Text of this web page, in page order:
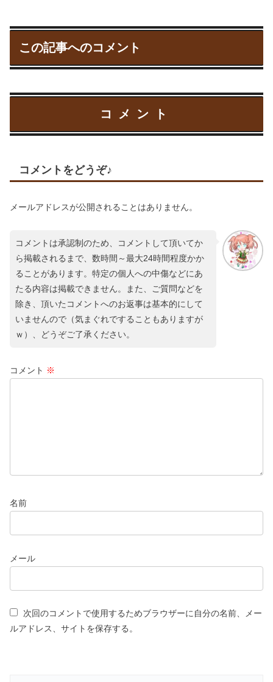
この記事へのコメント
コメント
コメントをどうぞ♪
メールアドレスが公開されることはありません。
コメントは承認制のため、コメントして頂いてか
ら掲載されるまで、数時間～最大24時間程度かか
ることがあります。特定の個人への中傷などにあ
たる内容は掲載できません。また、ご質問などを
除き、頂いたコメントへのお返事は基本的にして
いませんので（気まぐれですることもありますが
ｗ）、どうぞご了承ください。
コメント ※
名前
メール
次回のコメントで使用するためブラウザーに自分の名前、メー
ルアドレス、サイトを保存する。